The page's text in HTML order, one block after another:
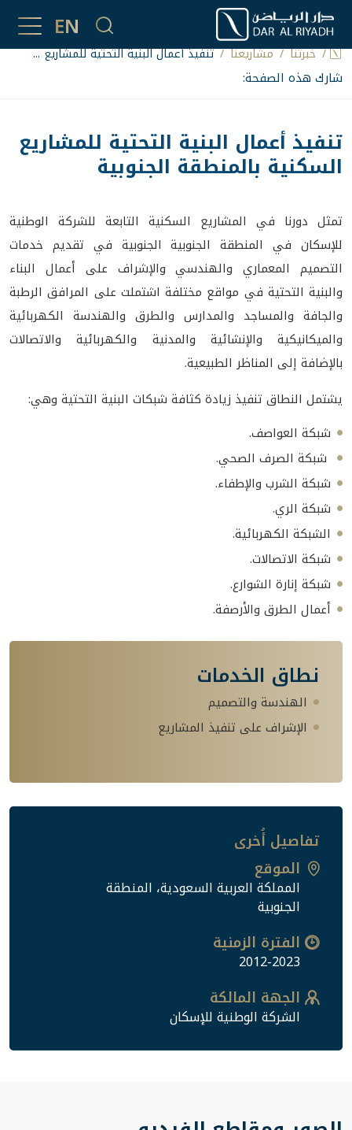
EN مشاريعُنا
خبرتُنا مشاريعنا تنفيذ أعمال البنية التحتية للمشاريع ...
شارك هذه الصفحة:
تنفيذ أعمال البنية التحتية للمشاريع
السكنية بالمنطقة الجنوبية
تمثل دورنا في المشاريع السكنية التابعة للشركة الوطنية
للإسكان في المنطقة الجنوبية الجنوبية في تقديم خدمات
التصميم المعماري والهندسي والإشراف على أعمال البناء
والبنية التحتية في مواقع مختلفة اشتملت على المرافق الرطبة
والجافة والمساجد والمدارس والطرق والهندسة الكهربائية
والميكانيكية والإنشائية والمدنية والكهربائية والاتصالات
بالإضافة إلى المناظر الطبيعية.
يشتمل النطاق تنفيذ زيادة كثافة شبكات البنية التحتية وهي:
شبكة العواصف.
شبكة الصرف الصحي.
شبكة الشرب والإطفاء.
شبكة الري.
الشبكة الكهربائية.
شبكة الاتصالات.
شبكة إنارة الشوارع.
أعمال الطرق والأرصفة.
نطاق الخدمات
الهندسة والتصميم
الإشراف على تنفيذ المشاريع
تفاصيل أُخرى
الموقع
المملكة العربية السعودية، المنطقة
الجنوبية
الفترة الزمنية
2012-2023
الجهة المالكة
الشركة الوطنية للإسكان